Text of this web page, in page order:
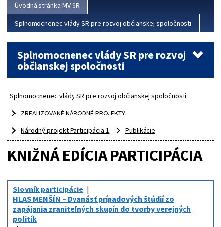
Úvodná stránka MV SR
Splnomocnenec vlády SR pre rozvoj občianskej spoločnosti
Splnomocnenec vlády SR pre rozvoj
občianskej spoločnosti
Splnomocnenec vlády SR pre rozvoj občianskej spoločnosti
ZREALIZOVANÉ NÁRODNÉ PROJEKTY
Národný projekt Participácia 1
Publikácie
KNIŽNÁ EDÍCIA PARTICIPÁCIA
Slovník participácie
HLAS MENŠÍN – Dvanásť prípadových štúdií zo
zapájania zraniteľných skupín do tvorby verejných
politík